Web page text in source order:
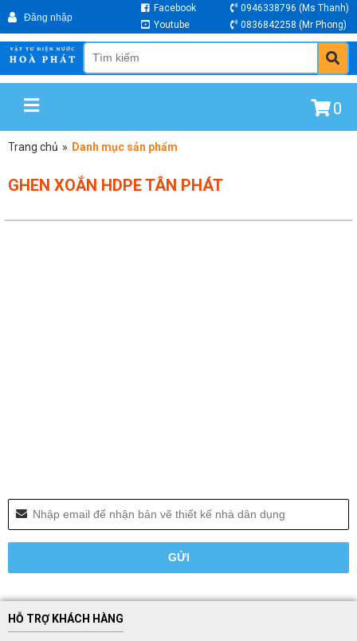
Facebook
Youtube
0946338796 (Ms Thanh)
0836842258 (Mr Phong)
0
Trang chủ » Danh mục sản phẩm
GHEN XOẮN HDPE TÂN PHÁT
HỖ TRỢ KHÁCH HÀNG